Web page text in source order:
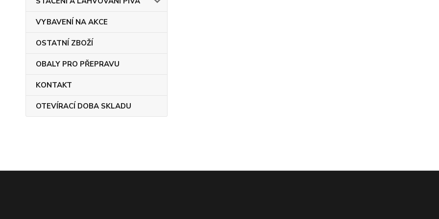
VYBAVENÍ NA AKCE
OSTATNÍ ZBOŽÍ
OBALY PRO PŘEPRAVU
KONTAKT
OTEVÍRACÍ DOBA SKLADU